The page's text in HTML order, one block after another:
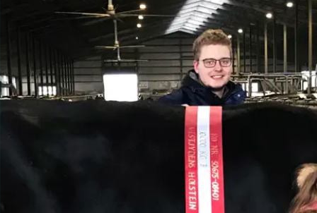
Log ind med det samme